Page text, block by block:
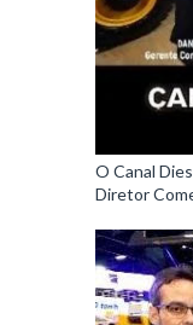
O Canal
Diretor